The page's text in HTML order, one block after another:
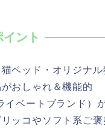
ベッド・オリジナ
おしゃれ＆機能的
イベートブランド）
ッコやソフト系ご